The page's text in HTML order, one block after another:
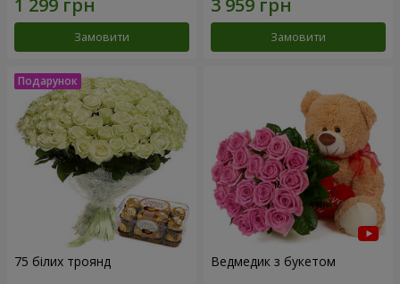
Замовити Замовити
75 білих троянд Ведмедик з букетом